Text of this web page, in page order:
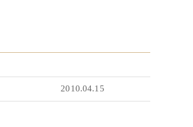
2010.04.15